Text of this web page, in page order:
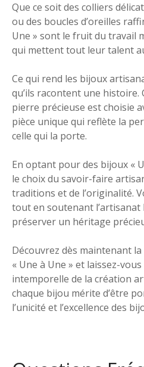
Que ce soit des colliers
ou des boucles d’oreilles
Une » sont le fruit du travail
qui mettent tout leur talent
Ce qui rend les bijoux
qu’ils racontent une histoire.
pierre précieuse est choisie
pièce unique qui reflète la
celle qui la porte.
En optant pour des bijoux «
le choix du savoir-faire
traditions et de l’originalité.
tout en soutenant
préserver un héritage
Découvrez dès maintenant
« Une à Une » et laissez-
intemporelle de la création
chaque bijou mérite d’être
l’unicité et l’excellence des